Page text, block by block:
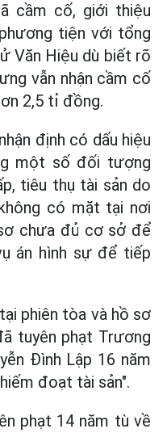
cầm cố, giới thiệu
tiện với tổng
Văn Hiệu dù biết rõ
vẫn nhận cầm cố
2,5 tỉ đồng.
định có dấu hiệu
một số đối tượng
tiêu thụ tài sản do
có mặt tại nơi
chưa đủ cơ sở để
án hình sự để tiếp
phiên tòa và hồ sơ
tuyên phạt Trương
Đình Lập 16 năm
đoạt tài sản".
phạt 14 năm tù về